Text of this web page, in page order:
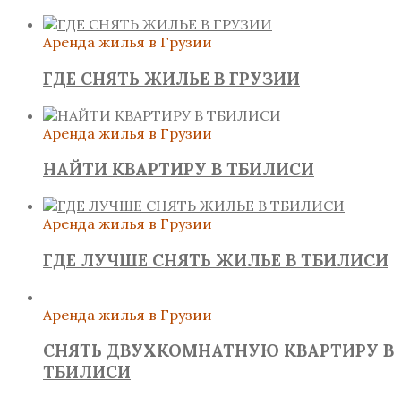
Аренда жилья в Грузии
ГДЕ СНЯТЬ ЖИЛЬЕ В ГРУЗИИ
Аренда жилья в Грузии
НАЙТИ КВАРТИРУ В ТБИЛИСИ
Аренда жилья в Грузии
ГДЕ ЛУЧШЕ СНЯТЬ ЖИЛЬЕ В ТБИЛИСИ
Аренда жилья в Грузии
СНЯТЬ ДВУХКОМНАТНУЮ КВАРТИРУ В
ТБИЛИСИ